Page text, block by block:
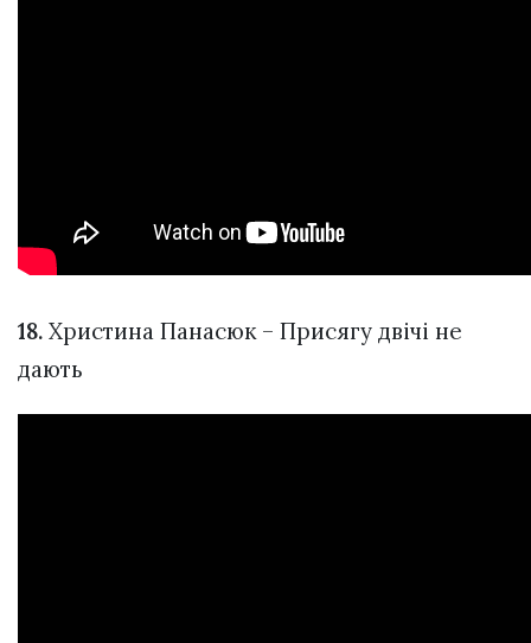
18. Христина Панасюк – Присягу двічі не
дають